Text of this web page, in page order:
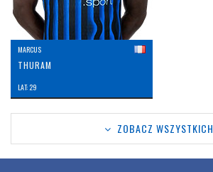
MARCUS
THURAM
LAT: 29
ZOBACZ WSZYSTKICH